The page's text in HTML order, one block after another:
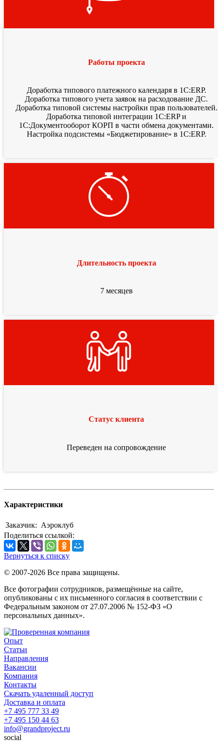
Работы проекта
Доработка типового платежного календаря в 1С:ERP.
Доработка типового учета заявок на расходование ДС.
Доработка типовой системы настройки прав пользователей.
Доработка типовой интеграции 1С:ERP и
1С:Документооборот КОРП в части обмена документами.
Настройка подсистемы «Бюджетирование» в 1С:ERP.
Длительность проекта
7 месяцев
Статус клиента
Переведен на сопровождение
Характеристики
Заказчик: Аэроклуб
Поделиться ссылкой:
Вернуться к списку
© 2007-2026 Все права защищены.
Все фотографии сотрудников, размещённые на сайте,
опубликованы с их письменного согласия в соответствии с
Федеральным законом от 27.07.2006 № 152-ФЗ «О
персональных данных».
Опыт
Статьи
Направления
Вакансии
Компания
Контакты
Скачать удаленный доступ
Доставка и оплата
+7 495 777 33 49
+7 495 150 44 63
info@grandproject.ru
social